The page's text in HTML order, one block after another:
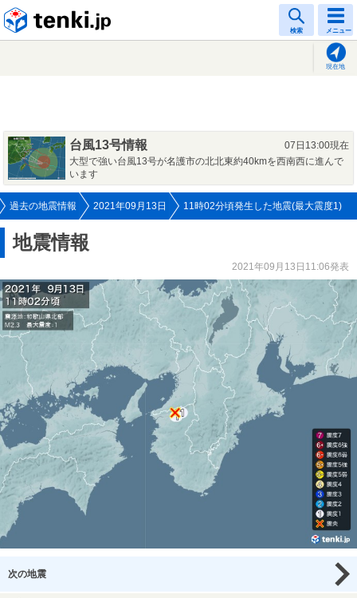
検索 メニュー
現在地
台風13号情報
07日13:00現在
大型で強い台風13号が名護市の北北東約40kmを西南西に進んで
います
過去の地震情報 2021年09月13日 11時02分頃発生した地震(最大震度1)
地震情報
2021年09月13日11:06発表
次の地震